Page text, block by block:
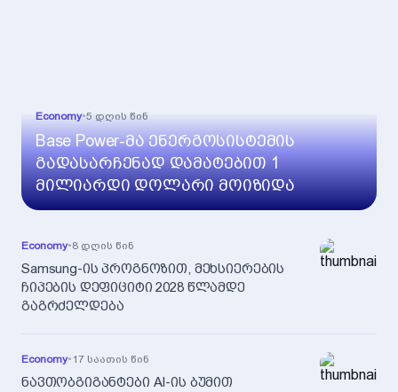
Economy•5 დღის წინ
Base Power-მა ენერგოსისტემის
გადასარჩენად დამატებით 1
მილიარდი დოლარი მოიზიდა
Economy•8 დღის წინ
Samsung-ის პროგნოზით, მეხსიერების
ჩიპების დეფიციტი 2028 წლამდე
გაგრძელდება
Economy•17 საათის წინ
ნავთობგიგანტები AI-ის ბუმით